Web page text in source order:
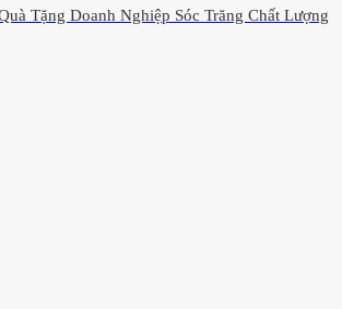
Tặng Doanh Nghiệp Sóc Trăng Chất Lượng